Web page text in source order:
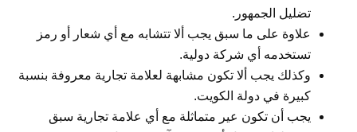
تضليل الجمهور.
علاوة على ما سبق يجب ألا تتشابه مع أي شعار أو رمز
تستخدمه أي شركة دولية.
وكذلك يجب ألا تكون مشابهة لعلامة تجارية معروفة بنسبة
كبيرة في دولة الكويت.
يجب أن تكون عير متماثلة مع أي علامة تجارية سبق